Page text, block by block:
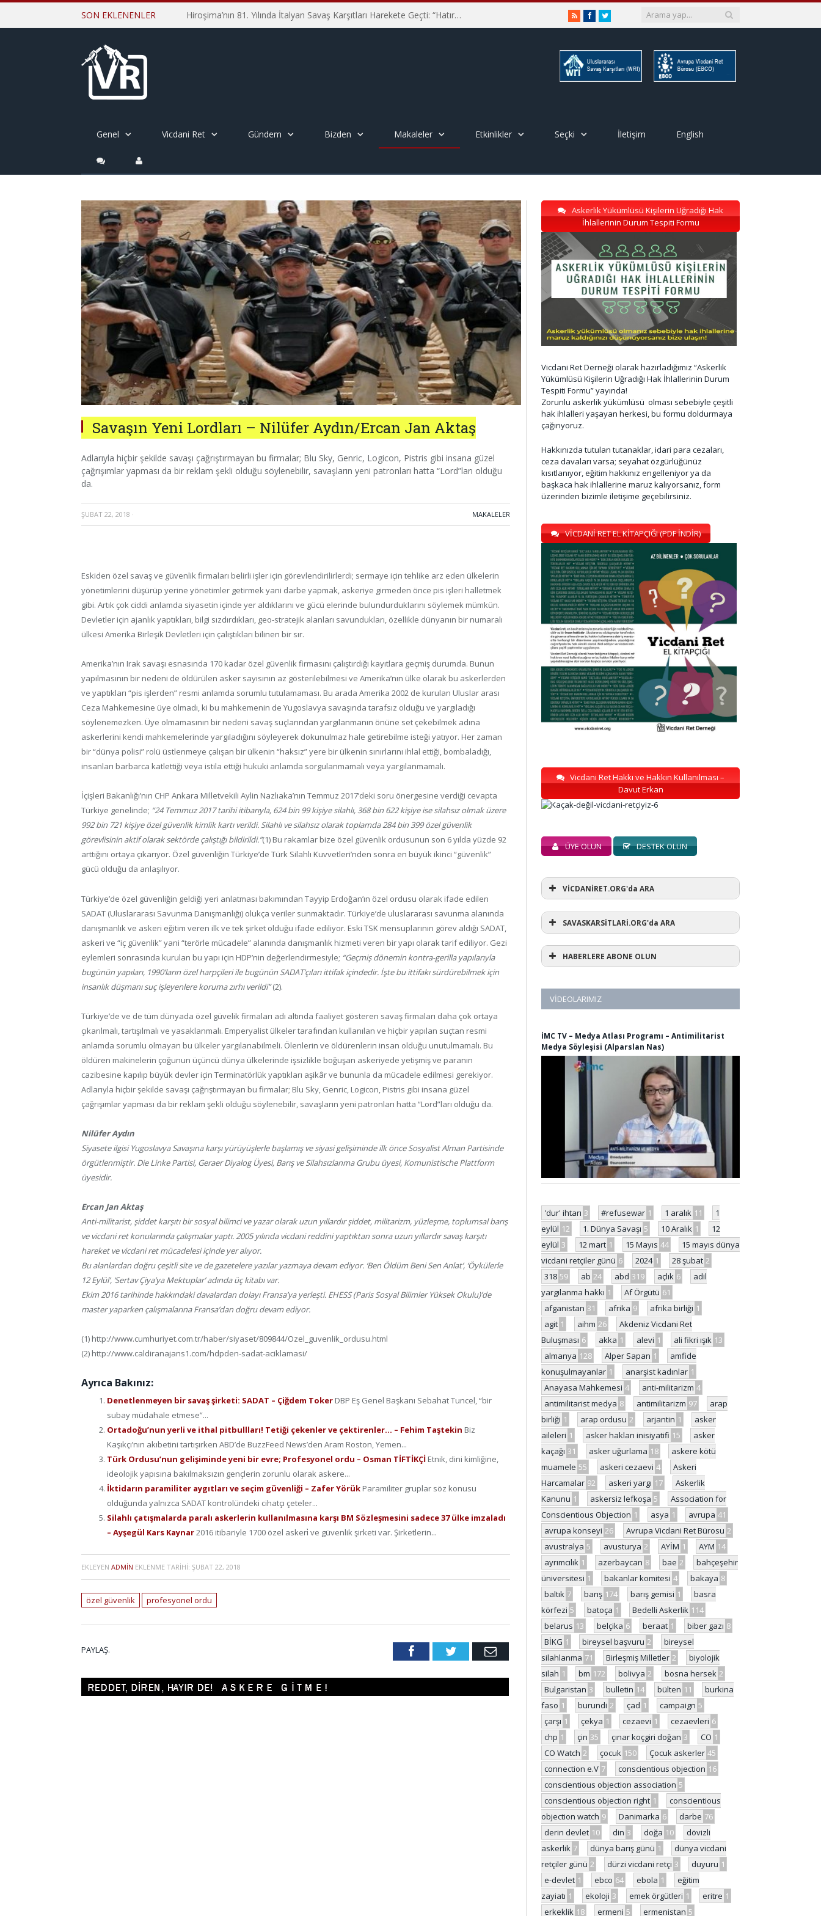
SON EKLENENLER Hiroşima’nın 81. Yılında İtalyan Savaş Karşıtları Harekete Geçti: “Hatırlamak yeterli değil” RSSFacebookTwitter
Genel Vicdani Ret Gündem Bizden Makaleler Etkinlikler Seçki İletişim English
Savaşın Yeni Lordları – Nilüfer Aydın/Ercan Jan Aktaş
Adlarıyla hiçbir şekilde savaşı çağrıştırmayan bu firmalar; Blu Sky, Genric, Logicon, Pistris gibi insana güzel
çağrışımlar yapması da bir reklam şekli olduğu söylenebilir, savaşların yeni patronları hatta “Lord”ları olduğu
da.
ŞUBAT 22, 2018 · MAKALELER
Eskiden özel savaş ve güvenlik firmaları belirli işler için görevlendirilirlerdi; sermaye için tehlike arz eden ülkelerin
yönetimlerini düşürüp yerine yönetimler getirmek yani darbe yapmak, askeriye girmeden önce pis işleri halletmek
gibi. Artık çok ciddi anlamda siyasetin içinde yer aldıklarını ve gücü elerinde bulundurduklarını söylemek mümkün.
Devletler için ajanlık yaptıkları, bilgi sızdırdıkları, geo-stratejik alanları savundukları, özellikle dünyanın bir numaralı
ülkesi Amerika Birleşik Devletleri için çalıştıkları bilinen bir sır.
Amerika’nın Irak savaşı esnasında 170 kadar özel güvenlik firmasını çalıştırdığı kayıtlara geçmiş durumda. Bunun
yapılmasının bir nedeni de öldürülen asker sayısının az gösterilebilmesi ve Amerika’nın ülke olarak bu askerlerden
ve yaptıkları “pis işlerden” resmi anlamda sorumlu tutulamaması. Bu arada Amerika 2002 de kurulan Uluslar arası
Ceza Mahkemesine üye olmadı, ki bu mahkemenin de Yugoslavya savaşında tarafsız olduğu ve yargıladığı
söylenemezken. Üye olmamasının bir nedeni savaş suçlarından yargılanmanın önüne set çekebilmek adına
askerlerini kendi mahkemelerinde yargıladığını söyleyerek dokunulmaz hale getirebilme isteği yatıyor. Her zaman
bir “dünya polisi” rolü üstlenmeye çalışan bir ülkenin “haksız” yere bir ülkenin sınırlarını ihlal ettiği, bombaladığı,
insanları barbarca katlettiği veya istila ettiği hukuki anlamda sorgulanmamalı veya yargılanmamalı.
İçişleri Bakanlığı’nın CHP Ankara Milletvekili Aylin Nazlıaka’nın Temmuz 2017’deki soru önergesine verdiği cevapta
Türkiye genelinde; “24 Temmuz 2017 tarihi itibarıyla, 624 bin 99 kişiye silahlı, 368 bin 622 kişiye ise silahsız olmak üzere
992 bin 721 kişiye özel güvenlik kimlik kartı verildi. Silahlı ve silahsız olarak toplamda 284 bin 399 özel güvenlik
görevlisinin aktif olarak sektörde çalıştığı bildirildi.”(1) Bu rakamlar bize özel güvenlik ordusunun son 6 yılda yüzde 92
arttığını ortaya çıkarıyor. Özel güvenliğin Türkiye’de Türk Silahlı Kuvvetleri’nden sonra en büyük ikinci “güvenlik”
gücü olduğu da anlaşılıyor.
Türkiye’de özel güvenliğin geldiği yeri anlatması bakımından Tayyip Erdoğan’ın özel ordusu olarak ifade edilen
SADAT (Uluslararası Savunma Danışmanlığı) olukça veriler sunmaktadır. Türkiye’de uluslararası savunma alanında
danışmanlık ve askeri eğitim veren ilk ve tek şirket olduğu ifade ediliyor. Eski TSK mensuplarının görev aldığı SADAT,
askeri ve “iç güvenlik” yani “terörle mücadele” alanında danışmanlık hizmeti veren bir yapı olarak tarif ediliyor. Gezi
eylemleri sonrasında kurulan bu yapı için HDP’nin değerlendirmesiyle; “Geçmiş dönemin kontra-gerilla yapılarıyla
bugünün yapıları, 1990’ların özel harpçileri ile bugünün SADAT’çıları ittifak içindedir. İşte bu ittifakı sürdürebilmek için
insanlık düşmanı suç işleyenlere koruma zırhı verildi”(2).
Türkiye’de ve de tüm dünyada özel güvelik firmaları adı altında faaliyet gösteren savaş firmaları daha çok ortaya
çıkarılmalı, tartışılmalı ve yasaklanmalı. Emperyalist ülkeler tarafından kullanılan ve hiçbir yapılan suçtan resmi
anlamda sorumlu olmayan bu ülkeler yargılanabilmeli. Ölenlerin ve öldürenlerin insan olduğu unutulmamalı. Bu
öldüren makinelerin çoğunun üçüncü dünya ülkelerinde işsizlikle boğuşan askeriyede yetişmiş ve paranın
cazibesine kapılıp büyük devler için Terminatörlük yaptıkları aşikâr ve bununla da mücadele edilmesi gerekiyor.
Adlarıyla hiçbir şekilde savaşı çağrıştırmayan bu firmalar; Blu Sky, Genric, Logicon, Pistris gibi insana güzel
çağrışımlar yapması da bir reklam şekli olduğu söylenebilir, savaşların yeni patronları hatta “Lord”ları olduğu da.
Nilüfer Aydın
Siyasete ilgisi Yugoslavya Savaşına karşı yürüyüşlerle başlamış ve siyasi gelişiminde ilk önce Sosyalist Alman Partisinde
örgütlenmiştir. Die Linke Partisi, Geraer Diyalog Üyesi, Barış ve Silahsızlanma Grubu üyesi, Komunistische Plattform
üyesidir.
Ercan Jan Aktaş
Anti-militarist, şiddet karşıtı bir sosyal bilimci ve yazar olarak uzun yıllardır şiddet, militarizm, yüzleşme, toplumsal barış
ve vicdani ret konularında çalışmalar yaptı. 2005 yılında vicdani reddini yaptıktan sonra uzun yıllardır savaş karşıtı
hareket ve vicdani ret mücadelesi içinde yer alıyor.
Bu alanlardan doğru çeşitli site ve de gazetelere yazılar yazmaya devam ediyor. ‘Ben Öldüm Beni Sen Anlat’, ‘Öykülerle
12 Eylül’, ‘Sertav Çiya’ya Mektuplar’ adında üç kitabı var.
Ekim 2016 tarihinde hakkındaki davalardan dolayı Fransa’ya yerleşti. EHESS (Paris Sosyal Bilimler Yüksek Okulu)’de
master yaparken çalışmalarına Fransa’dan doğru devam ediyor.
(1) http://www.cumhuriyet.com.tr/haber/siyaset/809844/Ozel_guvenlik_ordusu.html
(2) http://www.caldiranajans1.com/hdpden-sadat-aciklamasi/
Ayrıca Bakınız:
Denetlenmeyen bir savaş şirketi: SADAT – Çiğdem Toker DBP Eş Genel Başkanı Sebahat Tuncel, “bir
subay müdahale etmese”...
Ortadoğu’nun yerli ve ithal pitbullları! Tetiği çekenler ve çektirenler… – Fehim Taştekin Biz
Kaşıkçı’nın akıbetini tartışırken ABD’de BuzzFeed News’den Aram Roston, Yemen...
Türk Ordusu’nun gelişiminde yeni bir evre; Profesyonel ordu – Osman TİFTİKÇİ Etnik, dini kimliğine,
ideolojik yapısına bakılmaksızın gençlerin zorunlu olarak askere...
İktidarın paramiliter aygıtları ve seçim güvenliği – Zafer Yörük Paramiliter gruplar söz konusu
olduğunda yalnızca SADAT kontrolündeki cihatçı çeteler...
Silahlı çatışmalarda paralı askerlerin kullanılmasına karşı BM Sözleşmesini sadece 37 ülke imzaladı
– Ayşegül Kars Kaynar2016 itibariyle 1700 özel askeri̇ ve güvenlik şirketi var. Şirketlerin...
EKLEYEN ADMIN EKLENME TARIHI: ŞUBAT 22, 2018
özel güvenlik profesyonel ordu
PAYLAŞ. FacebookTwitter Email
Askerlik Yükümlüsü Kişilerin Uğradığı Hak
İhlallerinin Durum Tespiti Formu
Vicdani Ret Derneği olarak hazırladığımız “Askerlik
Yükümlüsü Kişilerin Uğradığı Hak İhlallerinin Durum
Tespiti Formu” yayında!
Zorunlu askerlik yükümlüsü olması sebebiyle çeşitli
hak ihlalleri yaşayan herkesi, bu formu doldurmaya
çağırıyoruz.
Hakkınızda tutulan tutanaklar, idari para cezaları,
ceza davaları varsa; seyahat özgürlüğünüz
kısıtlanıyor, eğitim hakkınız engelleniyor ya da
başkaca hak ihlallerine maruz kalıyorsanız, form
üzerinden bizimle iletişime geçebilirsiniz.
VİCDANİ RET EL KİTAPÇIĞI (PDF İNDİR)
Vicdani Ret Hakkı ve Hakkın Kullanılması –
Davut Erkan
ÜYE OLUN DESTEK OLUN
VİCDANİRET.ORG'da ARA
SAVASKARSİTLARİ.ORG'da ARA
HABERLERE ABONE OLUN
VIDEOLARIMIZ
İMC TV – Medya Atlası Programı – Antimilitarist
Medya Söyleşisi (Alparslan Nas)
'dur' ihtarı 3 #refusewar 1 1 aralık 11
1
eylül 12 1. Dünya Savaşı 5 10 Aralık 1
12
eylül 3 12 mart 1 15 Mayıs 44
15 mayıs dünya
vicdani retçiler günü 6 2024 1 28 şubat 2
318 59 ab 24 abd 319 açlık 6
adil
yargılanma hakkı 1 Af Örgütü 61
afganistan 31 afrika 9 afrika birliği 1
agit 1 aihm 26
Akdeniz Vicdani Ret
Buluşması 6 akka 1 alevi 1 ali fikri ışık 13
almanya 128 Alper Sapan 1
amfide
konuşulmayanlar 1 anarşist kadınlar 1
Anayasa Mahkemesi 4 anti-militarizm 4
antimilitarist medya 8 antimilitarizm 97
arap
birliği 1 arap ordusu 2 arjantin 1
asker
aileleri 1 asker hakları inisiyatifi 15
asker
kaçağı 31 asker uğurlama 18
askere kötü
muamele 55 askeri cezaevi 4
Askeri
Harcamalar 92 askeri yargı 17
Askerlik
Kanunu 1 askersiz lefkoşa 5
Association for
Conscientious Objection 1 asya 1 avrupa 41
avrupa konseyi 26 Avrupa Vicdani Ret Bürosu 2
avustralya 5 avusturya 2 AYİM 1 AYM 14
ayrımcılık 1 azerbaycan 8 bae 2
bahçeşehir
üniversitesi 1 bakanlar komitesi 4 bakaya 8
baltık 7 barış 174 barış gemisi 1
basra
körfezi 5 batoça 1 Bedelli Askerlik 114
belarus 13 belçika 6 beraat 1 biber gazı 8
BİKG 1 bireysel başvuru 2
bireysel
silahlanma 71 Birleşmiş Milletler 2
biyolojik
silah 1 bm 172 bolivya 2 bosna hersek 2
Bulgaristan 3 bulletin 14 bülten 11
burkina
faso 1 burundi 2 çad 1 campaign 5
çarşı 1 çekya 1 cezaevi 1 cezaevleri 6
chp 1 çin 35 çınar koçgiri doğan 3 CO 1
CO Watch 2 çocuk 150 Çocuk askerler 45
connection e.V 7 conscientious objection 16
conscientious objection association 5
conscientious objection right 1
conscientious
objection watch 9 Danimarka 6 darbe 76
derin devlet 10 din 3 doğa 10
dövizli
askerlik 7 dünya barış günü 1
dünya vicdani
retçiler günü 2 dürzi vicdani retçi 3 duyuru 1
e-devlet 1 ebco 64 ebola 1
eğitim
zayiatı 1 ekoloji 3 emek örgütleri 1 eritre 1
erkeklik 18 ermeni 5 ermenistan 5